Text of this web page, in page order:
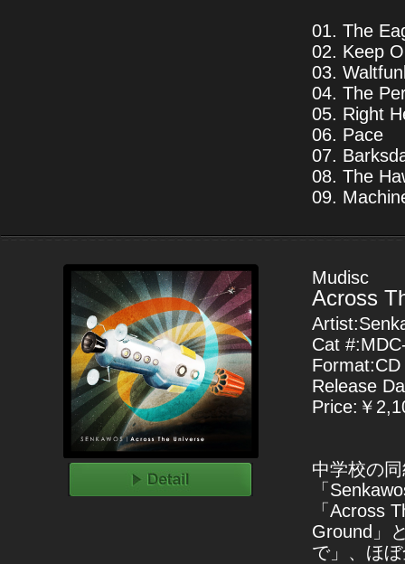
01. The
02. Keep
03.
04. The
05. Right
06. Pace
07.
08. The
09.
Mudisc
Across
Cat
Format:CD
Release
Price:￥
中学校の
「
「Across
Ground」
で」、ほ